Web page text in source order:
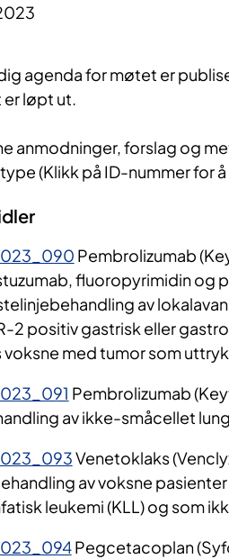
agenda for møtet er
løpt ut.
anmodninger, forslag og
(Klikk på ID-nummer for
Pembrolizumab
fluoropyrimidin og
av
2 positiv gastrisk eller
voksne med tumor som
Pembrolizumab
av ikke-småcellet
Venetoklaks
av voksne
leukemi (KLL) og som
Pegcetacoplan